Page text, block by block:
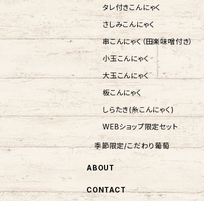
タレ付きこんにゃく
さしみこんにゃく
串こんにゃく（田楽味噌付き）
小玉こんにゃく
大玉こんにゃく
板こんにゃく
しらたき(糸こんにゃく)
WEBショップ限定セット
季節限定/こだわり葡萄
ABOUT
CONTACT